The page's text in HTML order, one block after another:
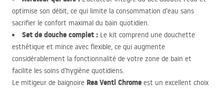
optimise son débit, ce qui limite la consommation d’eau sans
sacrifier le confort maximal du bain quotidien.
Set de douche complet : Le kit comprend une douchette
esthétique et mince avec flexible, ce qui augmente
considérablement la fonctionnalité de votre zone de bain et
facilite les soins d’hygiène quotidiens.
Le mitigeur de baignoire Rea Venti Chrome est un excellent choix